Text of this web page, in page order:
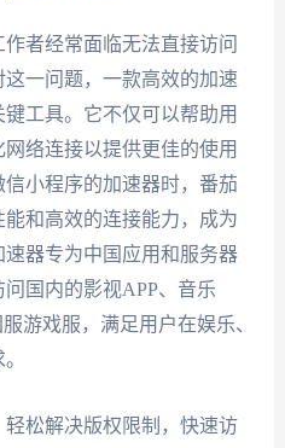
者经常面临无法直接访问
一问题，一款高效的加速
工具。它不仅可以帮助用
络连接以提供更佳的使用
小程序的加速器时，番茄
和高效的连接能力，成为
器专为中国应用和服务器
国内的影视APP、音乐
游戏服，满足用户在娱乐、
松解决版权限制，快速访